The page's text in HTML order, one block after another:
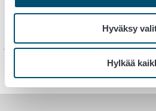
Hyväksy
Hylkää
Täytäntöönpanoasetus (EU)
Sivu on